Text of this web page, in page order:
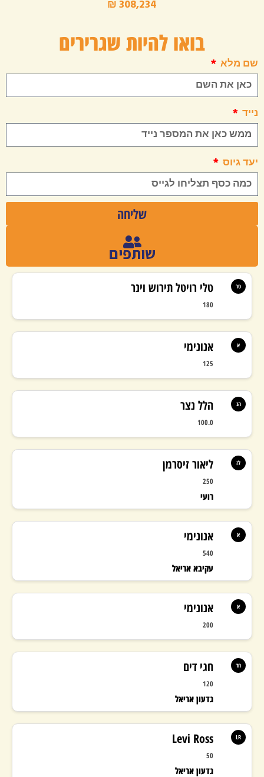
בואו להיות שגרירים
שם מלא
נייד
יעד גיוס
שליחה
שותפים
טלי רויטל תירוש וינר
180
טר
אנונימי
125
א
הלל נצר
100.0
הנ
ליאור זיסרמן
250
רועי
לז
אנונימי
540
עקיבא אריאל
א
אנונימי
200
א
חגי דים
120
גדעון אריאל
חד
Levi Ross
50
גדעון אריאל
LR